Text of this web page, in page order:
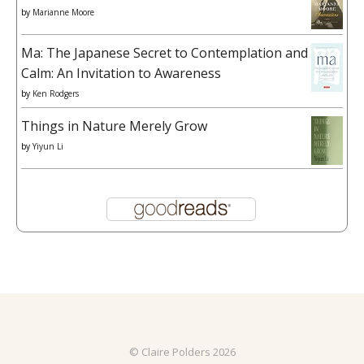
by Marianne Moore
Ma: The Japanese Secret to Contemplation and
Calm: An Invitation to Awareness
by Ken Rodgers
Things in Nature Merely Grow
by Yiyun Li
© Claire Polders 2026